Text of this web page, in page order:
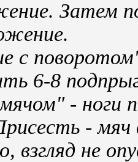
Затем
с
6-8
- ноги
- мяч
взгляд не